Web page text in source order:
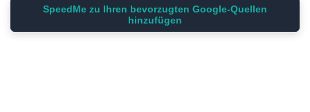
SpeedMe zu Ihren bevorzugten Google-Quellen
hinzufügen